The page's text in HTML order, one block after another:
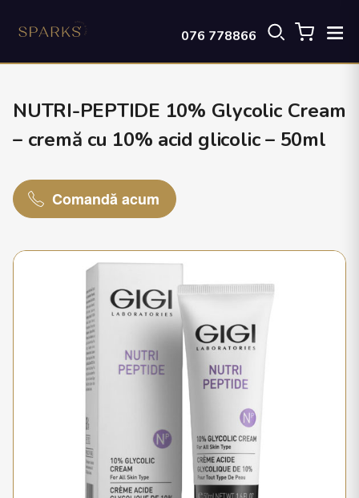
076 778866
NUTRI-PEPTIDE 10% Glycolic Cream
– cremă cu 10% acid glicolic – 50ml
Comandă acum